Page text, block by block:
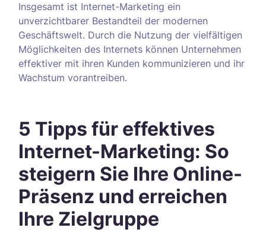
Insgesamt ist Internet-Marketing ein
unverzichtbarer Bestandteil der modernen
Geschäftswelt. Durch die Nutzung der vielfältigen
Möglichkeiten des Internets können Unternehmen
effektiver mit ihren Kunden kommunizieren und ihr
Wachstum vorantreiben.
5 Tipps für effektives
Internet-Marketing: So
steigern Sie Ihre Online-
Präsenz und erreichen
Ihre Zielgruppe